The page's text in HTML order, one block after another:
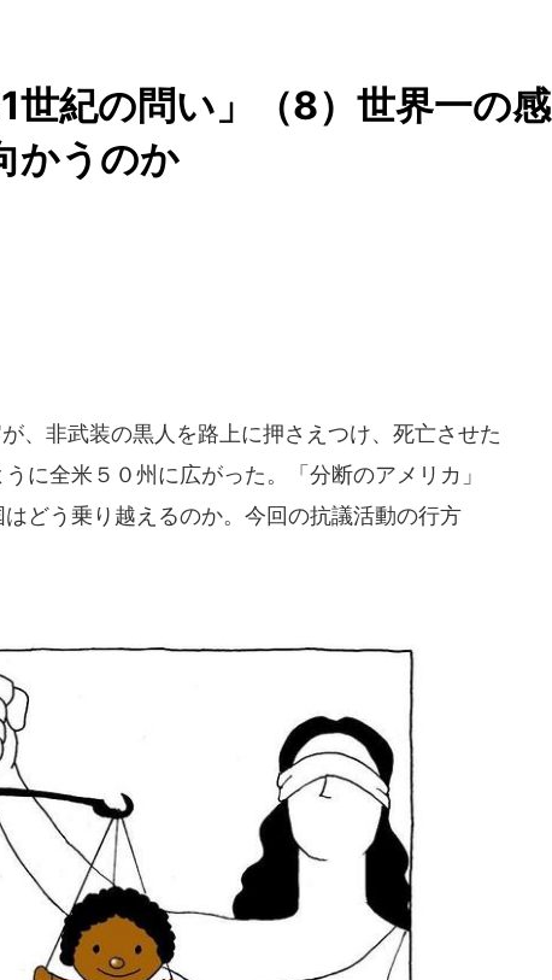
紀の問い」（8）世界一の感
かうのか
、非武装の黒人を路上に押さえつけ、死亡させた
に全米５０州に広がった。「分断のアメリカ」
どう乗り越えるのか。今回の抗議活動の行方